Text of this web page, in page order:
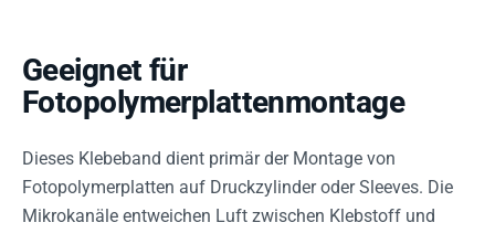
Geeignet für
Fotopolymerplattenmontage
Dieses Klebeband dient primär der Montage von
Fotopolymerplatten auf Druckzylinder oder Sleeves. Die
Mikrokanäle entweichen Luft zwischen Klebstoff und